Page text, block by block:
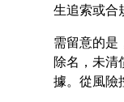
生追索或合
需留意的是
除名，未清
據。從風險